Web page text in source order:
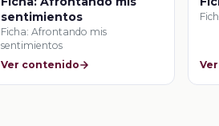
sentimientos
Ficha: Afrontando mis
sentimientos
Ver contenido